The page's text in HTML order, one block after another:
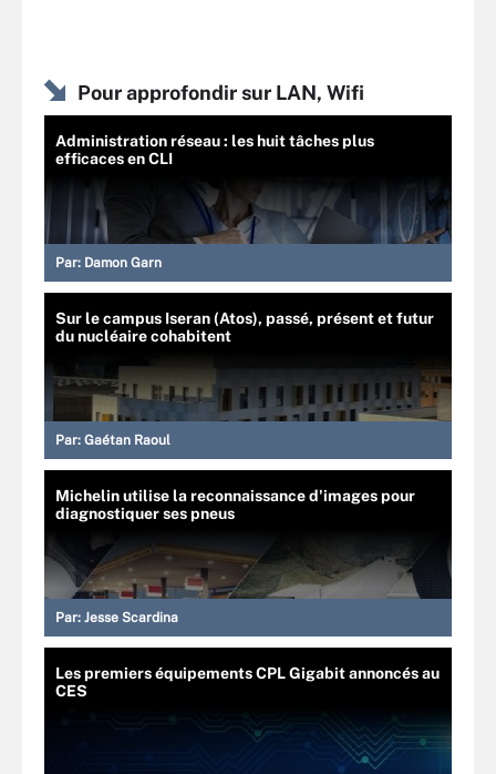
Pour approfondir sur LAN, Wifi
Administration réseau : les huit tâches plus
efficaces en CLI
Par: Damon Garn
Sur le campus Iseran (Atos), passé, présent et futur
du nucléaire cohabitent
Par: Gaétan Raoul
Michelin utilise la reconnaissance d'images pour
diagnostiquer ses pneus
Par: Jesse Scardina
Les premiers équipements CPL Gigabit annoncés au
CES